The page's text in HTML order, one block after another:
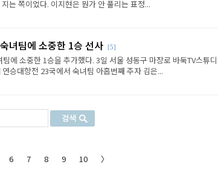
는 쪽이었다. 이지현은 뭔가 안 풀리는 표정...
녀팀에 소중한 1승 선사 [5]
에 소중한 1승을 추가했다. 3일 서울 성동구 마장로 바둑TV스튜
승대항전 23국에서 숙녀팀 아홉번째 주자 김은...
6 7 8 9 10 〉